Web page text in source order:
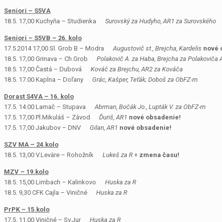
Seniori – S5VA
18.5. 17,00 Kuchyňa – Studienka Surovský za Hudyho, AR1 za Surovského
Seniori – S5VB – 26. kolo
17.5.2014 17,00 Sl. Grob B – ModraAugustovič st., Brejcha, Kardelis nové
18.5. 17,00 Grinava – Ch.Grob Polakovič A. za Haba, Brejcha za Polakoviča
18.5. 17,00 Častá – Dubová Kováč za Brejchu, AR2 za Kováča
18.5. 17.00 Kaplna – Doľany Grác, Kašper, Teťák; Doboš za ObFZ-m
Dorast S4VA – 16. kolo
17.5. 14.00 Lamač – StupavaAbrman, Bočák Jo., Lupták V. za ObFZ-m
17.5. 17,00 Pl.Mikuláš – Závod Ďuriš, AR1 nové obsadenie!
17.5. 17,00 Jakubov – DNV Gilan, AR1 nové obsadenie!
SZV MA – 24.kolo
18.5. 13,00 V.Leváre – Rohožník Lukeš za R + zmena času!
MZV – 19.kolo
18.5. 15,00 Limbach – Kalinkovo Huska za R
18.5. 9,30 CFK Cajla – Viničné Huska za R
PrPK – 15.kolo
17.5. 11,00 Viničné – Sv.Jur Huska za R